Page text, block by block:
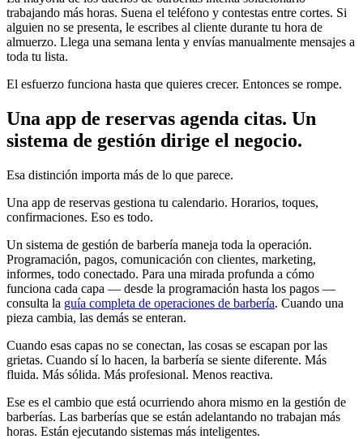
trabajando más horas. Suena el teléfono y contestas entre cortes. Si
alguien no se presenta, le escribes al cliente durante tu hora de
almuerzo. Llega una semana lenta y envías manualmente mensajes a
toda tu lista.
El esfuerzo funciona hasta que quieres crecer. Entonces se rompe.
Una app de reservas agenda citas. Un
sistema de gestión dirige el negocio.
Esa distinción importa más de lo que parece.
Una app de reservas gestiona tu calendario. Horarios, toques,
confirmaciones. Eso es todo.
Un sistema de gestión de barbería maneja toda la operación.
Programación, pagos, comunicación con clientes, marketing,
informes, todo conectado. Para una mirada profunda a cómo
funciona cada capa — desde la programación hasta los pagos —
consulta la guía completa de operaciones de barbería. Cuando una
pieza cambia, las demás se enteran.
Cuando esas capas no se conectan, las cosas se escapan por las
grietas. Cuando sí lo hacen, la barbería se siente diferente. Más
fluida. Más sólida. Más profesional. Menos reactiva.
Ese es el cambio que está ocurriendo ahora mismo en la gestión de
barberías. Las barberías que se están adelantando no trabajan más
horas. Están ejecutando sistemas más inteligentes.